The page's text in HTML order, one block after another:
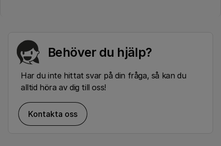
Behöver du hjälp?
Har du inte hittat svar på din fråga, så kan du
alltid höra av dig till oss!
Kontakta oss